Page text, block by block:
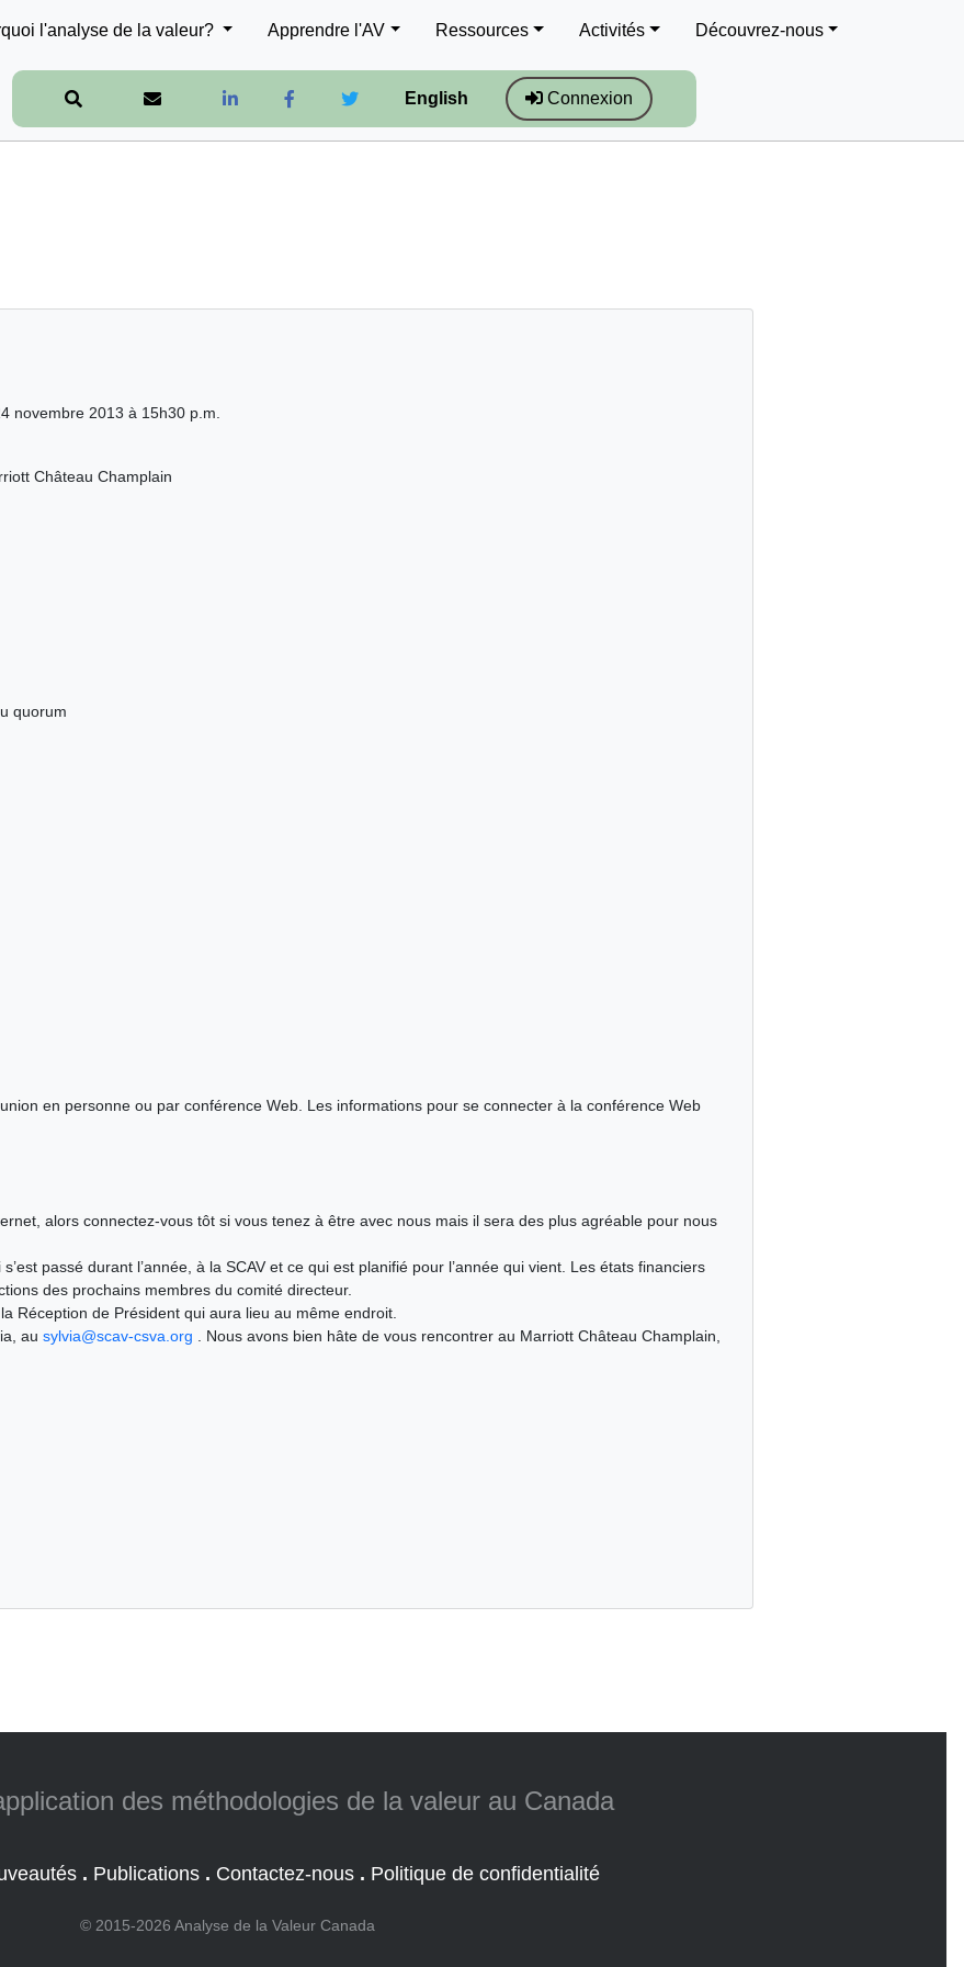
l'analyse de la valeur? Apprendre l'AV Ressources Activités Découvrez-nous
English Connexion
novembre 2013 à 15h30 p.m.
Château Champlain
quorum
en personne ou par conférence Web. Les informations pour se connecter à la conférence Web
alors connectez-vous tôt si vous tenez à être avec nous mais il sera des plus agréable pour nous
passé durant l’année, à la SCAV et ce qui est planifié pour l’année qui vient. Les états financiers
des prochains membres du comité directeur.
Réception de Président qui aura lieu au même endroit.
au sylvia@scav-csva.org . Nous avons bien hâte de vous rencontrer au Marriott Château Champlain,
des méthodologies de la valeur au Canada
. Publications. Contactez-nous. Politique de confidentialité
© 2015-2026 Analyse de la Valeur Canada